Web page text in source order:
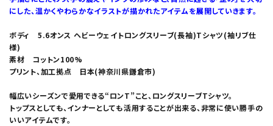
にした、温かくやわらかなイラストが描かれたアイテムを展開していきます。
ボディ 5.6オンス ヘビーウェイトロングスリーブ(長袖)Tシャツ(袖リブ仕
様)
素材 コットン100%
プリント、加工拠点 日本(神奈川県鎌倉市)
幅広いシーズンで愛用できる“ロンT”こと、ロングスリーブTシャツ。
トップスとしても、インナーとしても活用することが出来る、非常に使い勝手の
いいアイテムです。